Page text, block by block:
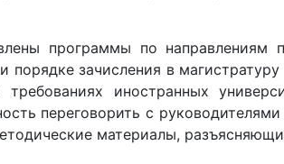
программы по направлениям
порядке зачисления в
иностранных
переговорить с
материалы,